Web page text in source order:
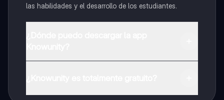
las habilidades y el desarrollo de los estudiantes.